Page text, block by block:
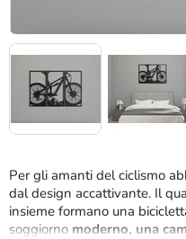
Per gli amanti del ciclismo
dal design accattivante. Il
insieme formano una
soggiorno moderno, una